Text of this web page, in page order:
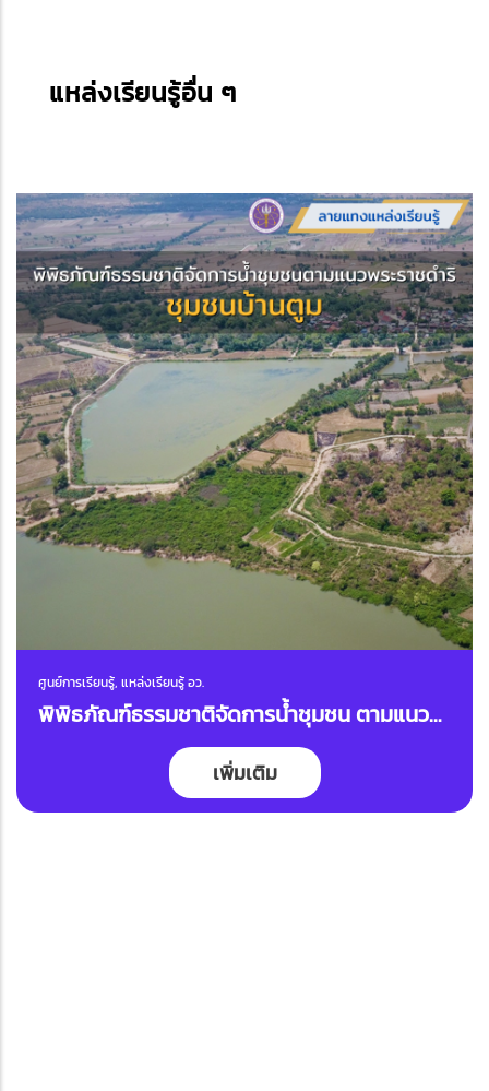
แหล่งเรียนรู้อื่น ๆ
ศูนย์การเรียนรู้, แหล่งเรียนรู้ อว.
พิพิธภัณฑ์ธรรมชาติจัดการน้ำชุมชน ตามแนว
พระราชดำริชุมชนบ้านตูม
เพิ่มเติม